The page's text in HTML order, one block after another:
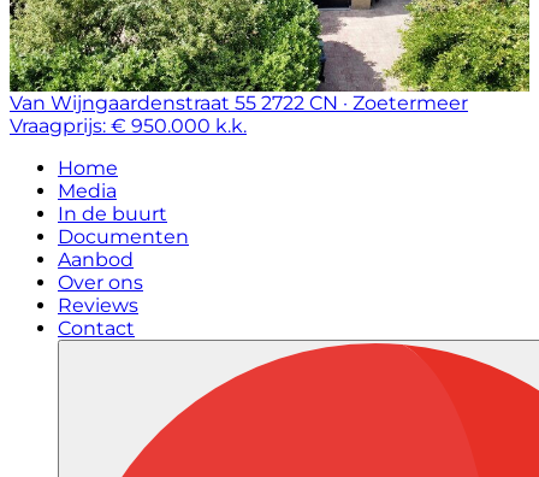
Van Wijngaardenstraat 55 2722 CN · Zoetermeer
Vraagprijs: € 950.000 k.k.
Home
Media
In de buurt
Documenten
Aanbod
Over ons
Reviews
Contact